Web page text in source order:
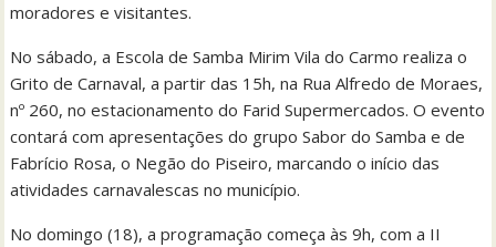
moradores e visitantes.
No sábado, a Escola de Samba Mirim Vila do Carmo realiza o
Grito de Carnaval, a partir das 15h, na Rua Alfredo de Moraes,
nº 260, no estacionamento do Farid Supermercados. O evento
contará com apresentações do grupo Sabor do Samba e de
Fabrício Rosa, o Negão do Piseiro, marcando o início das
atividades carnavalescas no município.
No domingo (18), a programação começa às 9h, com a II